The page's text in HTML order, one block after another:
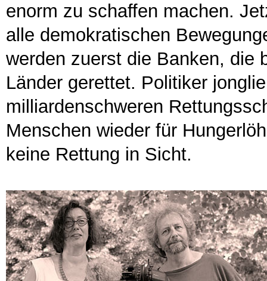
enorm zu schaffen machen.
alle demokratischen
werden zuerst die Banken, die
Länder gerettet. Politiker
milliardenschweren
Menschen wieder für
keine Rettung in Sicht.